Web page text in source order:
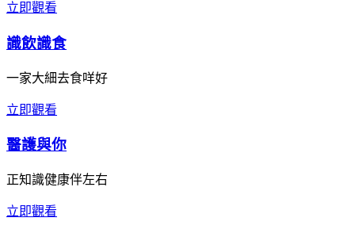
立即觀看
識飲識食
一家大細去食咩好
立即觀看
醫護與你
正知識健康伴左右
立即觀看